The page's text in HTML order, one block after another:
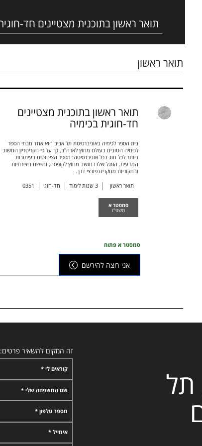
תואר ראשון
תואר ראשון בתוכנית מצטיינים
חד-חוגית בכימיה
בית הספר לכימיה באוניברסיטת תל אביב הוא אחד מבתי הספר
לכימיה הטובים בעולם מחוץ לארה"ב, כך על פי הקריטריון החשוב
ביותר לכל חוג בכל אוניברסיטה: מספר הציטוטים בעיתונות
המדעית. הסגל שלנו חושב מחוץ לקופסה, ומיישם ביצירתיות
ובמקוריות מחקרים פורצי דרך.
תואר ראשון 3 שנות לימוד חד-חוגי 0351
סמסטר א
תשפ"ז
סמסטר א פתוח
אני רוצה להירשם
תל
זה המקום להשאיר פרטים:
קוראים לי *
שם המשפחה שלי *
מספר טלפון *
אימייל *